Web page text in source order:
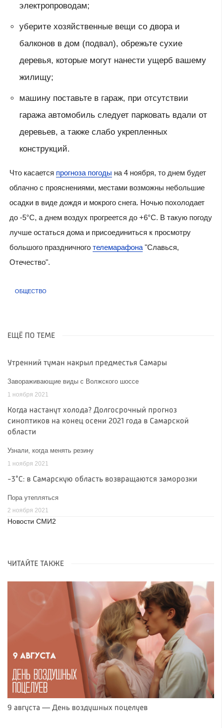
электропроводам;
уберите хозяйственные вещи со двора и
балконов в дом (подвал), обрежьте сухие
деревья, которые могут нанести ущерб вашему
жилищу;
машину поставьте в гараж, при отсутствии
гаража автомобиль следует парковать вдали от
деревьев, а также слабо укрепленных
конструкций.
Что касается прогноза погоды на 4 ноября, то днем будет
облачно с прояснениями, местами возможны небольшие
осадки в виде дождя и мокрого снега. Ночью похолодает
до -5°C, а днем воздух прогреется до +6°C. В такую погоду
лучше остаться дома и присоединиться к просмотру
большого праздничного телемарафона"Славься,
Отечество".
ОБЩЕСТВО
ЕЩЁ ПО ТЕМЕ
Утренний туман накрыл предместья Самары
Завораживающие виды с Волжского шоссе
1 ноября 2021
Когда настанут холода? Долгосрочный прогноз
синоптиков на конец осени 2021 года в Самарской
области
Узнали, когда менять резину
1 ноября 2021
-3°C: в Самарскую область возвращаются заморозки
Пора утепляться
2 ноября 2021
Новости СМИ2
ЧИТАЙТЕ ТАКЖЕ
9 августа — День воздушных поцелуев